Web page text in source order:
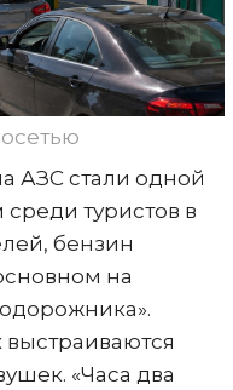
АЗС стали одной
туристов в
бензин
на
«Часа два